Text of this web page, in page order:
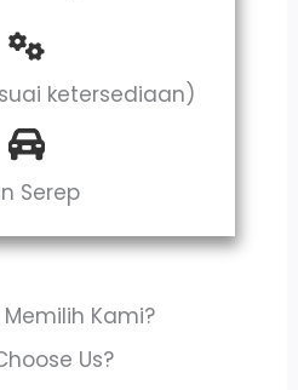
ketersediaan)
Serep
Kami?
Us?